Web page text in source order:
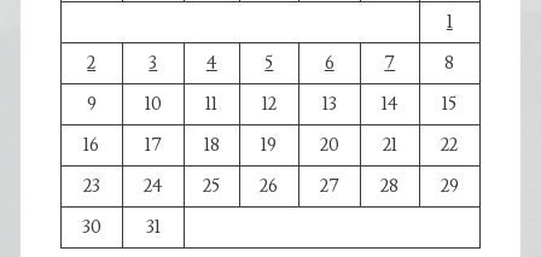
1
2
3 4 5 6 7
8
9
10 11 12 13 14
15
16
17 18 19 20 21
22
23
24 25 26 27 28
29
30
31